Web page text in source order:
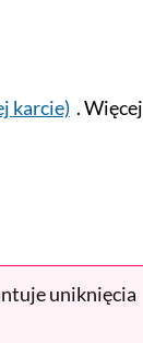
karcie) . Więcej
uniknięcia